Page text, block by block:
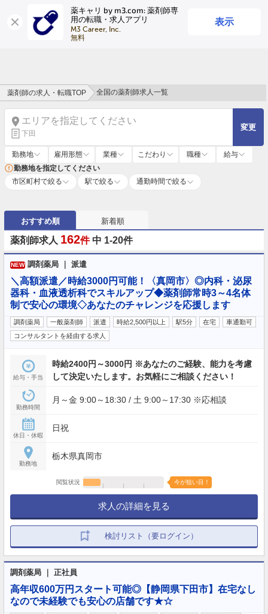
薬キャリ by m3.com: 薬剤師専
用の転職・求人アプリ
M3 Career, Inc.
無料
表示
ログイン
薬剤師の求人・転職TOP 全国の薬剤師求人一覧
エリアを指定してください
下田
変更
勤務地 雇用形態 業種 こだわり 職種
給与
勤務地を指定してください
市区町村で絞る
駅で絞る 通勤時間で絞る
おすすめ順 新着順
薬剤師求人 162件 中 1-20件
NEW 調剤薬局 ｜ 派遣
＼高額派遣／時給3000円可能！〈真岡市〉◎内科・泌尿
器科・血液透析科でスキルアップ◆薬剤師常時3～4名体
制で安心の環境◇あなたのチャレンジを応援します
調剤薬局 一般薬剤師 派遣 時給2,500円以上 駅5分 在宅
車通勤可
コンサルタントを経由する求人
給与・手当
時給2400円～3000円 ※あなたのご経験、能力を考慮
して決定いたします。お気軽にご相談ください！
勤務時間
月～金 9:00～18:30 / 土 9:00～17:30 ※応相談
休日・休暇
日祝
勤務地
栃木県真岡市
閲覧状況 今が狙い目！
求人の詳細を見る
検討リスト（要ログイン）
調剤薬局 ｜ 正社員
高年収600万円スタート可能◎【静岡県下田市】在宅なし
なので未経験でも安心の店舗です★☆